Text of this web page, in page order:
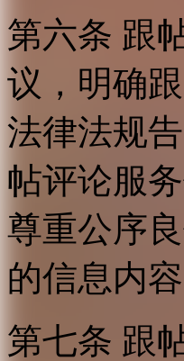
第六条 跟
议，明确
法律法规
帖评论服
尊重公序
的信息内容
第七条 跟